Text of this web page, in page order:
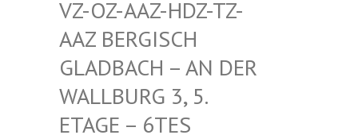
AAZ-HDZ-TZ-AAZ BE
RGISCH GLADBA
CH – AN DER WALLBU
RG 3, 5. ETAGE
– 6TES GESCHO